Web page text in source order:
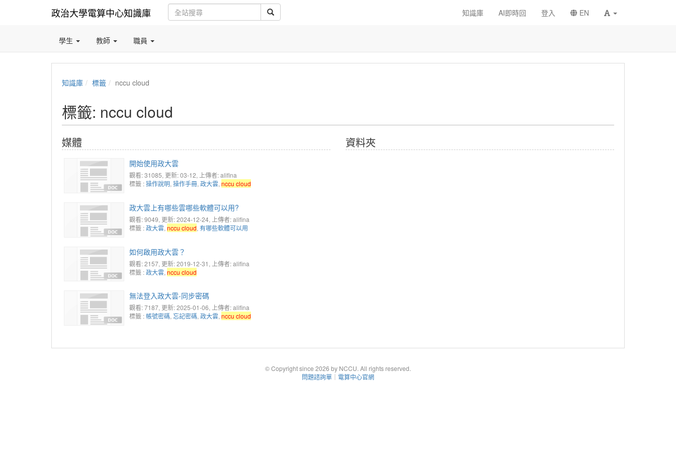
政治大學電算中心知識庫 知識庫 AI即時回 登入 EN
學生 教師 職員
知識庫 標籤 nccu cloud
標籤: nccu cloud
媒體
開始使用政大雲
觀看: 31085, 更新: 03-12, 上傳者: alifina
標籤 :操作說明, 操作手冊, 政大雲, nccu cloud
政大雲上有哪些雲哪些軟體可以用?
觀看: 9049, 更新: 2024-12-24, 上傳者: alifina
標籤 :政大雲, nccu cloud, 有哪些軟體可以用
如何啟用政大雲？
觀看: 2157, 更新: 2019-12-31, 上傳者: alifina
標籤 :政大雲, nccu cloud
無法登入政大雲-同步密碼
觀看: 7187, 更新: 2025-01-06, 上傳者: alifina
標籤 :帳號密碼, 忘記密碼, 政大雲, nccu cloud
資料夾
© Copyright since 2026 by NCCU. All rights reserved.
問題諮詢單 ｜ 電算中心官網